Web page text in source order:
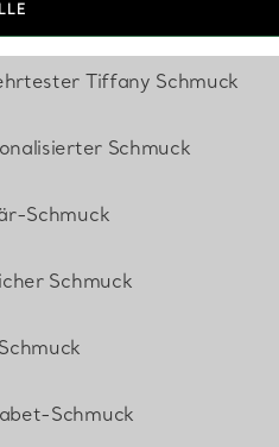
Eternity Ringe
Schmuck
Tiffany Schmuck
Schmuck
Schmuck
Schmuck
Schmuck